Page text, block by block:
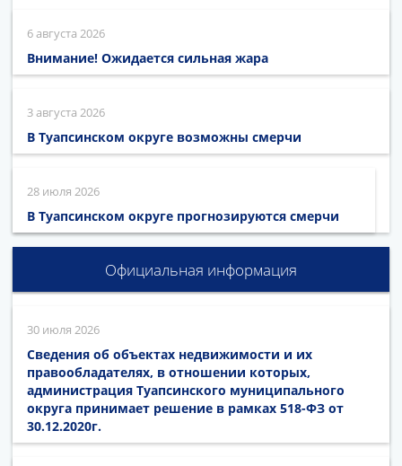
6 августа 2026
Внимание! Ожидается сильная жара
3 августа 2026
В Туапсинском округе возможны смерчи
28 июля 2026
В Туапсинском округе прогнозируются смерчи
Официальная информация
30 июля 2026
Сведения об объектах недвижимости и их
правообладателях, в отношении которых,
администрация Туапсинского муниципального
округа принимает решение в рамках 518-ФЗ от
30.12.2020г.